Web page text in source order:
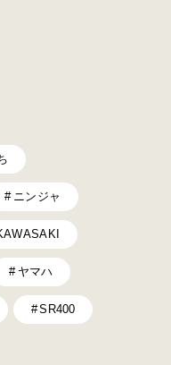
ニンジャ
ヤマハ
SR400